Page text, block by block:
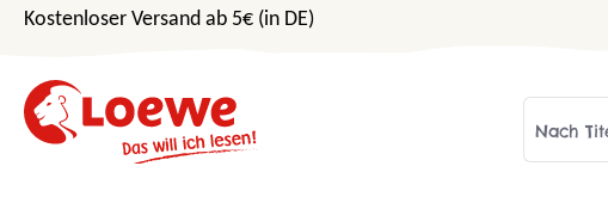
Hauptinhalt springen
Zur Suche springen
Zur Hauptnavigation springen
Kostenloser Versand ab 5€ (in DE)